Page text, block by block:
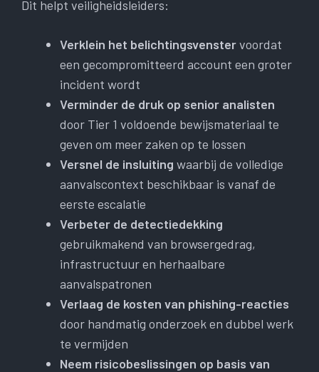
Dit helpt veiligheidsleiders:
Verklein het belichtingsvenstervoordat
een gecompromitteerd account een groter
incident wordt
Verminder de druk op senior analisten
door Tier 1 voldoende bewijsmateriaal te
geven om meer zaken op te lossen
Versnel de insluiting waarbij de volledige
aanvalscontext beschikbaar is vanaf de
eerste escalatie
Verbeter de detectiedekking
gebruikmakend van browsergedrag,
infrastructuur en herhaalbare
aanvalspatronen
Verlaag de kosten van phishing-reacties
door handmatig onderzoek en dubbel werk
te vermijden
Neem risicobeslissingen op basis van